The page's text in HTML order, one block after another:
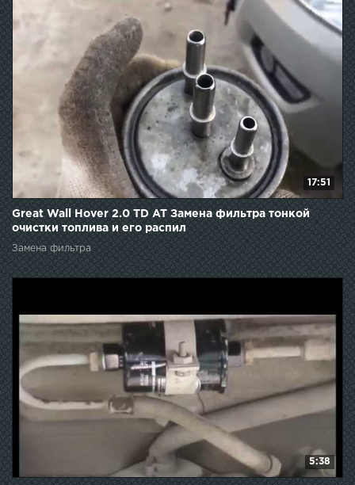
17:51
Great Wall Hover 2.0 TD AT Замена фильтра тонкой
очистки топлива и его распил
Замена фильтра
5:38